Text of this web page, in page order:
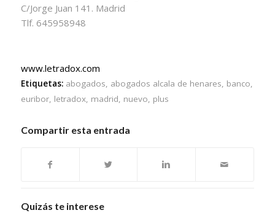
C/Jorge Juan 141. Madrid
Tlf. 645958948
www.letradox.com
Etiquetas: abogados abogados alcala de henares banco
euribor, letradox, madrid nuevo plus
Compartir esta entrada
Quizás te interese